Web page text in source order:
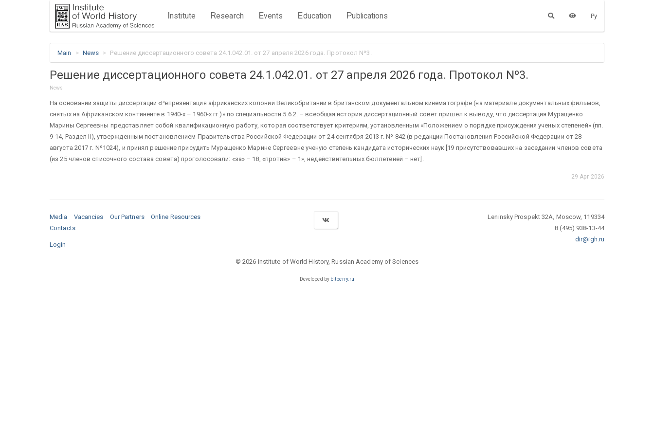
Institute Research Events Education Publications Ру
Main News Решение диссертационного совета 24.1.042.01. от 27 апреля 2026 года. Протокол Nº3.
Решение диссертационного совета 24.1.042.01. от 27 апреля 2026 года. Протокол Nº3.
News
На основании защиты диссертации «Репрезентация африканских колоний Великобритании в британском документальном кинематографе (на материале документальных фильмов,
снятых на Африканском континенте в 1940-х – 1960-х гг.)» по специальности 5.6.2. – всеобщая история диссертационный совет пришел к выводу, что диссертация Муращенко
Марины Сергеевны представляет собой квалификационную работу, которая соответствует критериям, установленным «Положением о порядке присуждения ученых степеней» (пп.
9-14, Раздел II), утвержденным постановлением Правительства Российской Федерации от 24 сентября 2013 г. Nº 842 (в редакции Постановления Российской Федерации от 28
августа 2017 г. Nº1024), и принял решение присудить Муращенко Марине Сергеевне ученую степень кандидата исторических наук [19 присутствовавших на заседании членов совета
(из 25 членов списочного состава совета) проголосовали: «за» – 18, «против» – 1», недействительных бюллетеней – нет].
29 Apr 2026
Media Vacancies Our Partners
Online Resources
Contacts
Login
Leninsky Prospekt 32A, Moscow, 119334
8 (495) 938-13-44
dir@igh.ru
© 2026 Institute of World History, Russian Academy of Sciences
Developed by bitberry.ru